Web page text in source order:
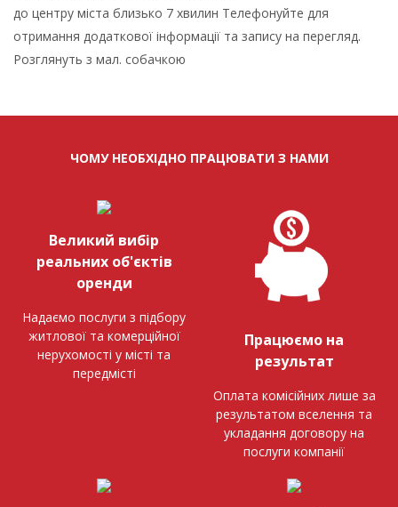
до центру міста близько 7 хвилин Телефонуйте для
отримання додаткової інформації та запису на перегляд.
Розглянуть з мал. собачкою
ЧОМУ НЕОБХІДНО ПРАЦЮВАТИ З НАМИ
Великий вибір
реальних об'єктів
оренди
Надаємо послуги з підбору
житлової та комерційної
нерухомості у місті та
передмісті
Працюємо на
результат
Оплата комісійних лише за
результатом вселення та
укладання договору на
послуги компанії